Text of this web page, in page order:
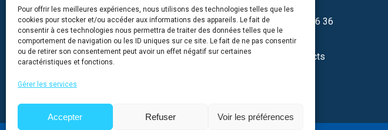
Pour offrir les meilleures expériences, nous utilisons des technologies telles que les
cookies pour stocker et/ou accéder aux informations des appareils. Le fait de
consentir à ces technologies nous permettra de traiter des données telles que le
comportement de navigation ou les ID uniques sur ce site. Le fait de ne pas consentir
ou de retirer son consentement peut avoir un effet négatif sur certaines
caractéristiques et fonctions.
Gérer les services
Accepter Refuser Voir les préférences
pereulok
+7 499 237 46 36
Autres contacts